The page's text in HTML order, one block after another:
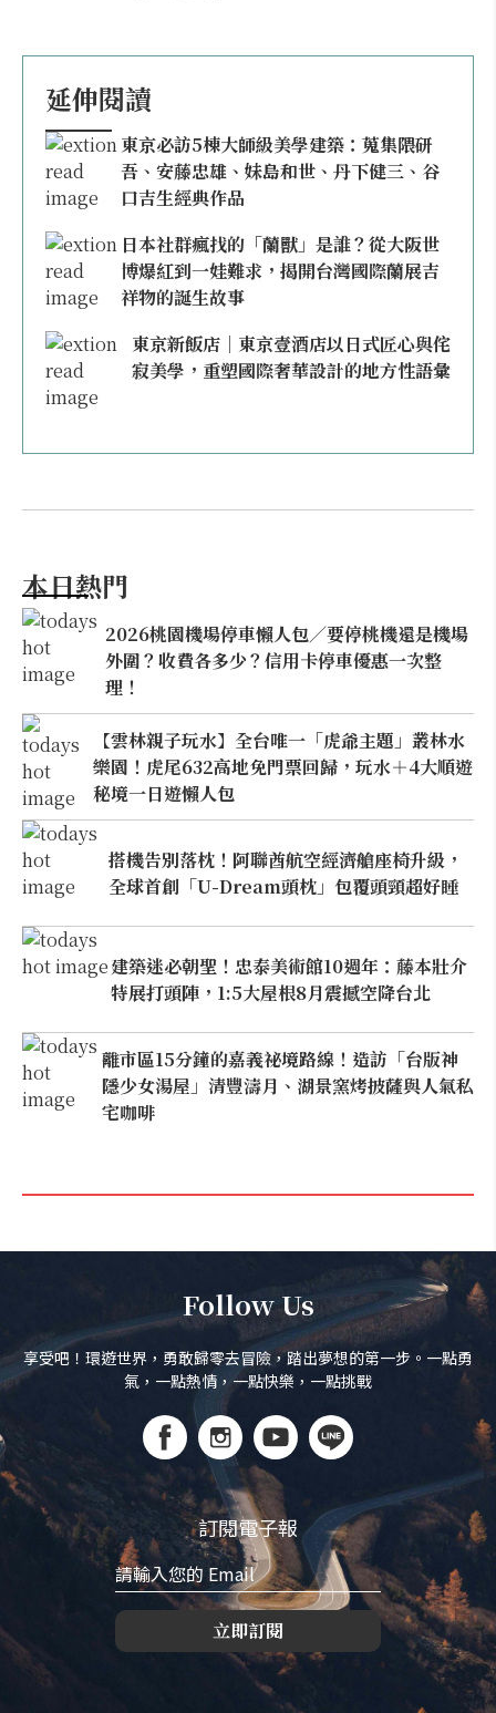
延伸閱讀
東京必訪5棟大師級美學建築：蒐集隈研
吾、安藤忠雄、妹島和世、丹下健三、谷
口吉生經典作品
日本社群瘋找的「蘭獸」是誰？從大阪世
博爆紅到一娃難求，揭開台灣國際蘭展吉
祥物的誕生故事
東京新飯店｜東京壹酒店以日式匠心與侘
寂美學，重塑國際奢華設計的地方性語彙
本日熱門
2026桃園機場停車懶人包／要停桃機還是機場
外圍？收費各多少？信用卡停車優惠一次整
理！
【雲林親子玩水】全台唯一「虎爺主題」叢林水
樂園！虎尾632高地免門票回歸，玩水＋4大順遊
秘境一日遊懶人包
搭機告別落枕！阿聯酋航空經濟艙座椅升級，
全球首創「U-Dream頭枕」包覆頭頸超好睡
建築迷必朝聖！忠泰美術館10週年：藤本壯介
特展打頭陣，1:5大屋根8月震撼空降台北
離市區15分鐘的嘉義祕境路線！造訪「台版神
隱少女湯屋」清豐濤月、湖景窯烤披薩與人氣私
宅咖啡
Follow Us
享受吧！環遊世界，勇敢歸零去冒險，踏出夢想的第一步。一點勇
氣，一點熱情，一點快樂，一點挑戰
訂閱電子報
立即訂閱